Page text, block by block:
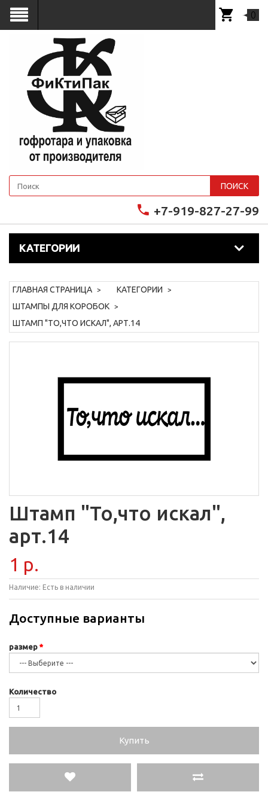
0
ПОИСК
+7-919-827-27-99
КАТЕГОРИИ
ГЛАВНАЯ СТРАНИЦА
КАТЕГОРИИ
ШТАМПЫ ДЛЯ КОРОБОК
ШТАМП "ТО,ЧТО ИСКАЛ", АРТ.14
Штамп "То,что искал",
арт.14
1 р.
Наличие: Есть в наличии
Доступные варианты
размер
Количество
Купить